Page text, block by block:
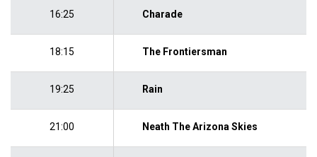
16:25 Charade
18:15 The Frontiersman
19:25 Rain
21:00 Neath The Arizona Skies